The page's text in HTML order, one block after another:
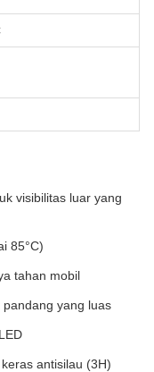
visibilitas luar yang
85°C)
tahan mobil
yang luas
antisilau (3H)